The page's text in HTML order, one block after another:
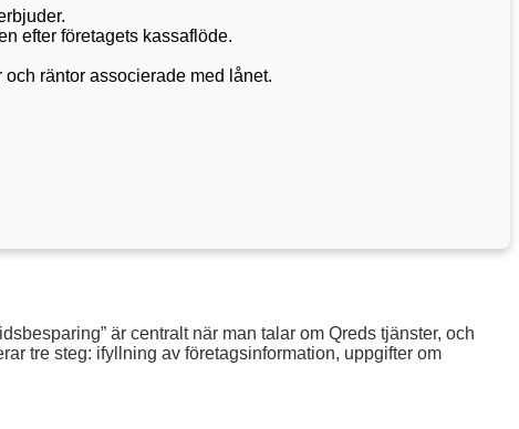
efter företagets kassaflöde.
räntor associerade med lånet.
är centralt när man talar om Qreds tjänster, och
tre steg: ifyllning av företagsinformation, uppgifter om